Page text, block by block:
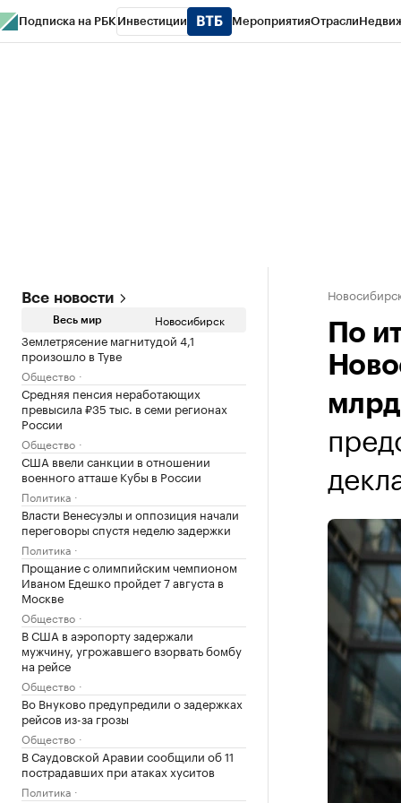
Подписка на РБК Инвестиции МероприятияОтрасли
Все новости
Весь мир Новосибирск
Землетрясение магнитудой 4,1
произошло в Туве
Общество
Средняя пенсия неработающих
превысила ₽35 тыс. в семи регионах
России
Общество
США ввели санкции в отношении
военного атташе Кубы в России
Политика
Власти Венесуэлы и оппозиция начали
переговоры спустя неделю задержки
Политика
Прощание с олимпийским чемпионом
Иваном Едешко пройдет 7 августа в
Москве
Общество
В США в аэропорту задержали
мужчину, угрожавшего взорвать бомбу
на рейсе
Общество
Во Внуково предупредили о задержках
рейсов из-за грозы
Общество
В Саудовской Аравии сообщили об 11
пострадавших при атаках хуситов
Политика
По